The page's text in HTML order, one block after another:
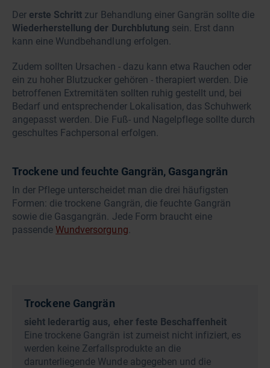
Der erste Schritt zur Behandlung einer Gangrän sollte die
Wiederherstellung der Durchblutung sein. Erst dann
kann eine Wundbehandlung erfolgen.
Zudem sollten Ursachen - dazu kann etwa Rauchen oder
ein zu hoher Blutzucker gehören - therapiert werden. Die
betroffenen Extremitäten sollten ruhig gestellt und, bei
Bedarf und entsprechender Lokalisation, das Schuhwerk
angepasst werden. Die Fuß- und Nagelpflege sollte durch
geschultes Fachpersonal erfolgen.
Trockene und feuchte Gangrän, Gasgangrän
In der Pflege unterscheidet man die drei häufigsten
Formen: die trockene Gangrän, die feuchte Gangrän
sowie die Gasgangrän. Jede Form braucht eine
passendeWundversorgung
Trockene Gangrän
sieht lederartig aus, eher feste Beschaffenheit
Eine trockene Gangrän ist zumeist nicht infiziert, es
werden keine Zerfallsprodukte an die
darunterliegende Wunde abgegeben und die